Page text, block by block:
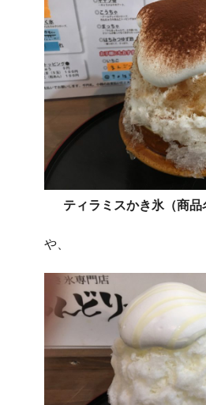
ティラミスかき氷（商品
や、